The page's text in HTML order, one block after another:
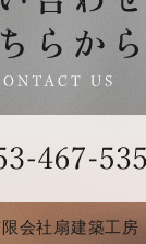
会社扇建築工房